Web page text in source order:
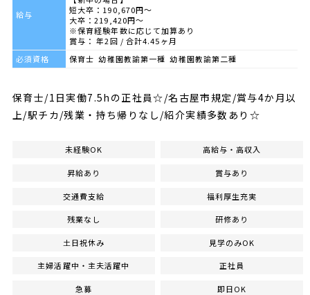
給与
短大卒：190,670円～
大卒：219,420円～
※保育経験年数に応じて加算あり
賞与： 年2回 / 合計4.45ヶ月
必須資格
保育士 幼稚園教諭第一種 幼稚園教諭第二種
保育士/1日実働7.5hの正社員☆/名古屋市規定/賞与4か月以
上/駅チカ/残業・持ち帰りなし/紹介実績多数あり☆
未経験OK 高給与・高収入
昇給あり 賞与あり
交通費支給 福利厚生充実
残業なし 研修あり
土日祝休み 見学のみOK
主婦活躍中・主夫活躍中 正社員
急募 即日OK